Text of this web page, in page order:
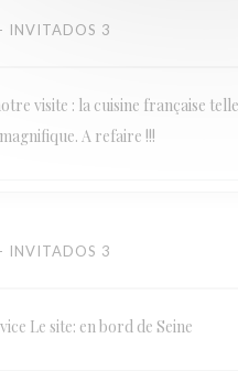
INVITADOS 3
visite : la cuisine française
A refaire !!!
INVITADOS 3
Le site: en bord de Seine